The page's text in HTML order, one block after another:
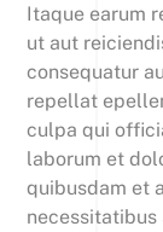
Itaque earum
ut aut
consequatur
repellat
culpa qui
laborum et
quibusdam et